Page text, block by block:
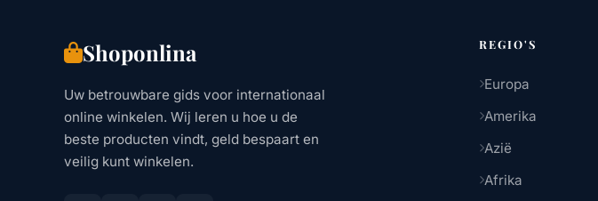
Shoponlina
Uw betrouwbare gids voor internationaal
online winkelen. Wij leren u hoe u de
beste producten vindt, geld bespaart en
veilig kunt winkelen.
REGIO'S
Europa
Amerika
Azië
Afrika